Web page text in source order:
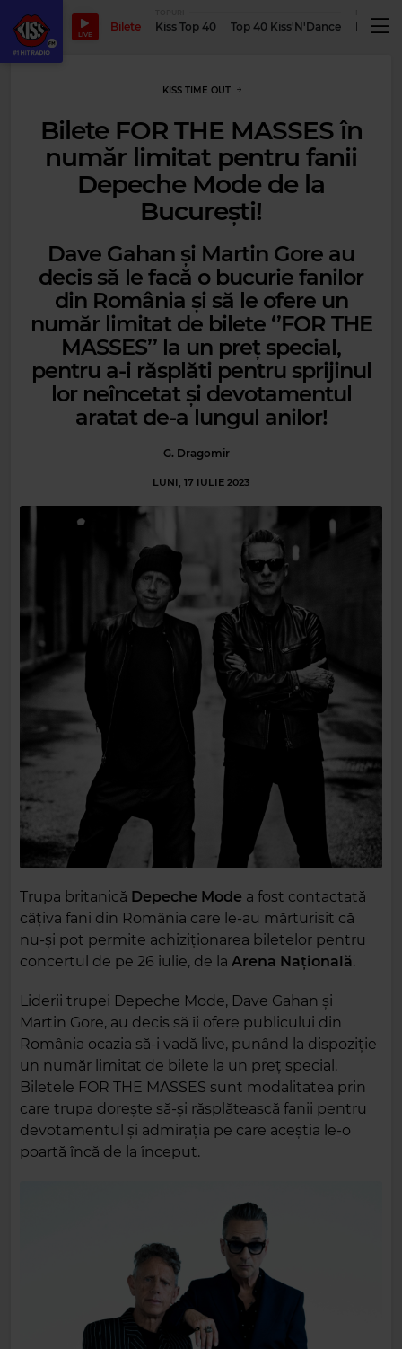
LIVE
Bilete Kiss Top 40 Top 40 Kiss'N'Dance
KISS TIME OUT
Bilete FOR THE MASSES în
număr limitat pentru fanii
Depeche Mode de la
București!
Dave Gahan și Martin Gore au
decis să le facă o bucurie fanilor
din România și să le ofere un
număr limitat de bilete ‘’FOR THE
MASSES’’ la un preț special,
pentru a-i răsplăti pentru sprijinul
lor neîncetat și devotamentul
aratat de-a lungul anilor!
G. Dragomir
LUNI, 17 IULIE 2023
Trupa britanică Depeche Mode a fost contactată
câțiva fani din România care le-au mărturisit că
nu-și pot permite achiziționarea biletelor pentru
concertul de pe 26 iulie, de la Arena Națională.
Liderii trupei Depeche Mode, Dave Gahan și
Martin Gore, au decis să îi ofere publicului din
România ocazia să-i vadă live, punând la dispoziție
un număr limitat de bilete la un preț special.
Biletele FOR THE MASSES sunt modalitatea prin
care trupa dorește să-și răsplătească fanii pentru
devotamentul și admirația pe care aceștia le-o
poartă încă de la început.